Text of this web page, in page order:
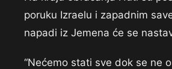
poruku Izraelu i zapadnim
napadi iz Jemena će se
“Nećemo stati sve dok se ne